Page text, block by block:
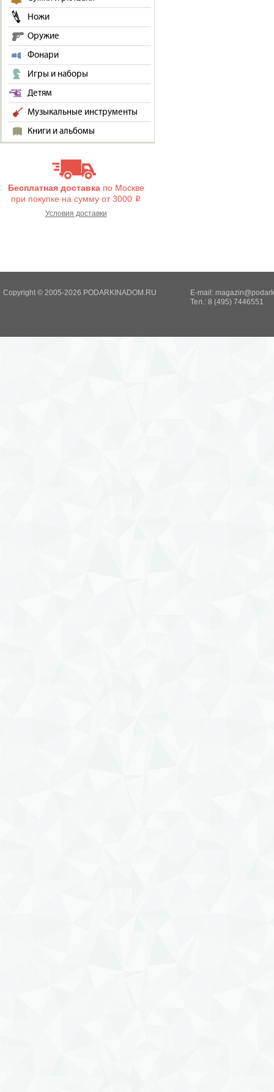
Ножи
Оружие
Фонари
Игры и наборы
Детям
Музыкальные инструменты
Книги и альбомы
Бесплатная доставкапо Москве
при покупке на сумму от 3000 i
Условия доставки
Copyright © 2005-2026 PODARKINADOM.RU E-mail:
Тел.: 8 (495) 7446551